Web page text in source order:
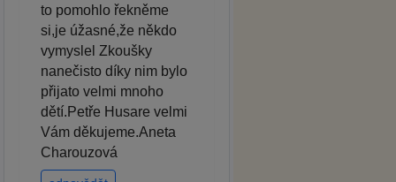
to pomohlo řekněme
si,je úžasné,že někdo
vymyslel Zkoušky
nanečisto díky nim bylo
přijato velmi mnoho
dětí.Petře Husare velmi
Vám děkujeme.Aneta
Charouzová